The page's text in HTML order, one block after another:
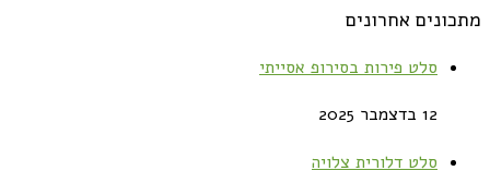
מתכונים אחרונים
סלט פירות בסירופ אסייתי
12 בדצמבר 2025
סלט דלורית צלויה